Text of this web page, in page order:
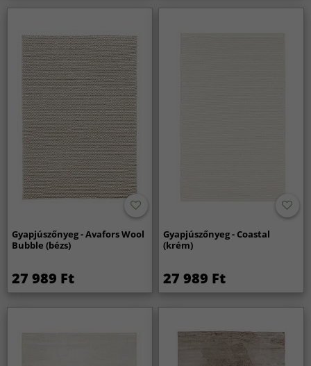
Gyapjúszőnyeg - Avafors Wool
Bubble (bézs)
27 989 Ft
Gyapjúszőnyeg - Coastal
(krém)
27 989 Ft